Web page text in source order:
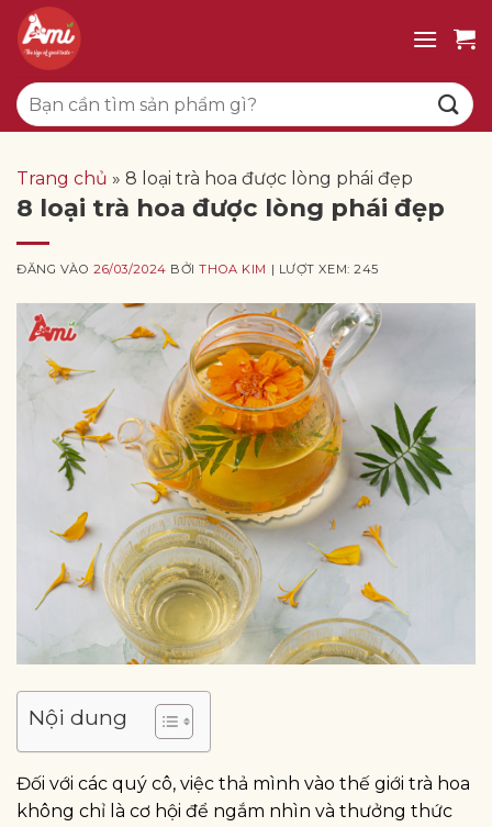
qua
dung
Tìm
kiếm:
Trang chủ » 8 loại trà hoa được lòng phái đẹp
8 loại trà hoa được lòng phái đẹp
ĐĂNG VÀO26/03/2024 BỞITHOA KIM | LƯỢT XEM: 245
Nội dung
Đối với các quý cô, việc thả mình vào thế giới trà hoa
không chỉ là cơ hội để ngắm nhìn và thưởng thức